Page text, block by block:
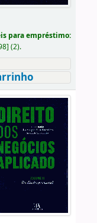
para empréstimo:
] (2).